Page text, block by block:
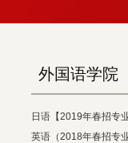
外国语学院
日语【2019年春招专
英语（2018年春招专